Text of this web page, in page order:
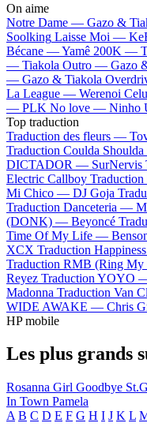
On aime
Notre Dame — Gazo &
Soolking Laisse Moi —
Bécane —Yamê 200K —
— Tiakola Outro — Gazo
— Gazo & Tiakola
La League — Werenoi
— PLK No love — Ninho
Top traduction
Traduction des fleurs —
Traduction Coulda
DICTADOR — SurNervis
Electric Callboy
Mi Chico — DJ Goja
Traduction Danceteria —
(DONK) — Beyoncé
Time Of My Life —
XCX Traduction
Traduction RMB (Ring
Reyez Traduction YOYO
Madonna Traduction Van
WIDE AWAKE — Chris
HP mobile
Les plus grands
Rosanna Girl Goodbye
In Town Pamela
A B C D E F G H I J K L